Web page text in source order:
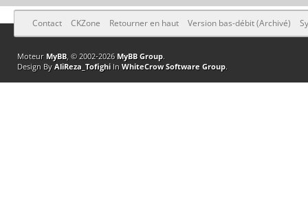
Contact CKZone Retourner en haut Version bas-débit (Archivé)
Moteur MyBB, © 2002-2026 MyBB Group.
Design By AliReza_TofighiIn WhiteCrow Software Group.